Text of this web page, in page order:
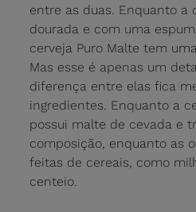
entre as duas. Enquanto a
dourada e com uma
cerveja Puro Malte tem
Mas esse é apenas um
diferença entre elas fica
ingredientes. Enquanto a
possui malte de cevada e
composição, enquanto as
feitas de cereais, como
centeio.